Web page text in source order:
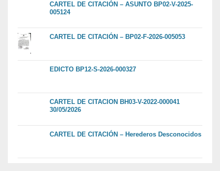
CARTEL DE CITACIÓN – ASUNTO BP02-V-2025-
005124
CARTEL DE CITACIÓN – BP02-F-2026-005053
EDICTO BP12-S-2026-000327
CARTEL DE CITACION BH03-V-2022-000041
30/05/2026
CARTEL DE CITACIÓN – Herederos Desconocidos